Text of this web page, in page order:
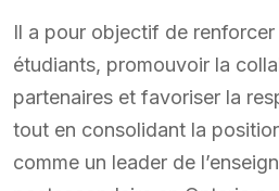
Il a pour objectif de
étudiants, promouvoir la
partenaires et favoriser la
tout en consolidant la
comme un leader de